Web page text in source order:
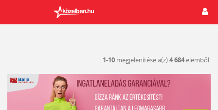
1-10 megjelenítése a(z)4 684elemből.